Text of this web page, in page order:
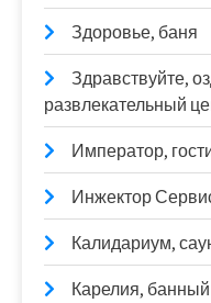
Здоровье, баня
Здравствуйте,
развлекательный
Император,
Инжектор
Калидариум,
Карелия,